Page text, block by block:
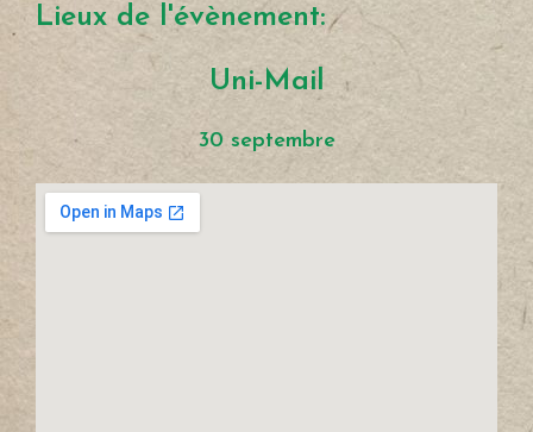
Lieux de l'évènement:
Uni-Mail
30 septembre